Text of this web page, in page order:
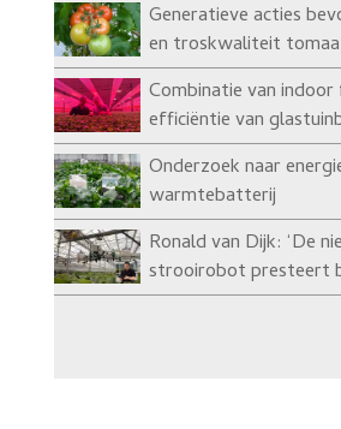
Generatieve acties
en troskwaliteit
Combinatie van
efficiëntie van
Onderzoek naar
warmtebatterij
Ronald van Dijk: ‘De
strooirobot presteert